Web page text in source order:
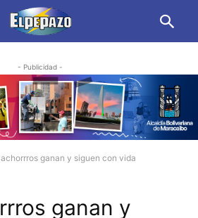
- Publicidad -
ganan y siguen con vida
ganan y